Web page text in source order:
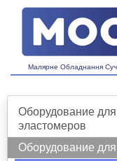
Малярне Обладнання
Оборудование
эластомеров
Оборудование